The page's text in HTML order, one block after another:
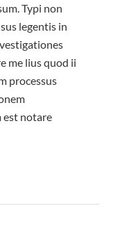
Typi non
legentis in
me lius quod ii
processus
est notare